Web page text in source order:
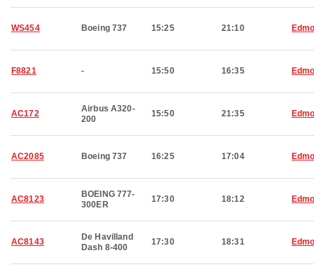
WS454 Boeing 737 15:25 21:10
F8821 - 15:50 16:35
AC172
Airbus A320-
200
15:50 21:35
AC2085 Boeing 737 16:25 17:04
AC8123
BOEING 777-
300ER
17:30 18:12
AC8143
De Havilland
Dash 8-400
17:30 18:31